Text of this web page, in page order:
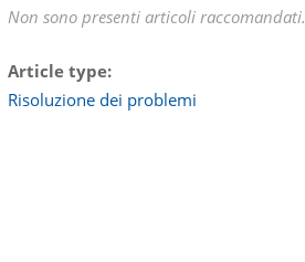
Non sono presenti articoli raccomandati.
Article type
Risoluzione dei problemi